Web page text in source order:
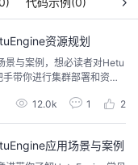
资源规划
景与案例，想必读者对Hetu
带你进行集群部署和资源
下通过启动多个计算实例
源规划需求。一、HetuEn
12.0k 1 2
应用场景与案例